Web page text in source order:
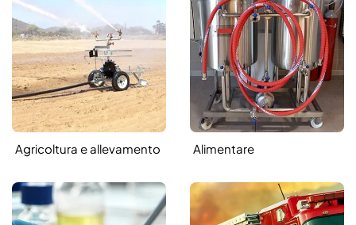
Agricoltura e allevamento Alimentare